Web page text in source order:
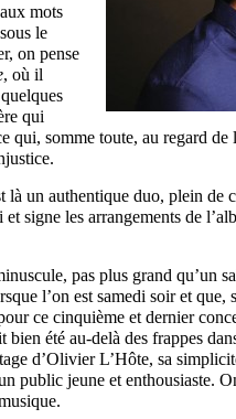
mots
le
on pense
, où il
qui
qui, somme toute, au regard de
là un authentique duo, plein de
et signe les arrangements de
pas plus grand qu’un
l’on est samedi soir et
ce cinquième et dernier
été au-delà des frappes
d’Olivier L’Hôte, sa
public jeune et enthousiaste.